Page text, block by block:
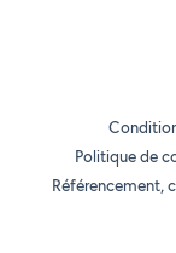
Politique de
Référencement,